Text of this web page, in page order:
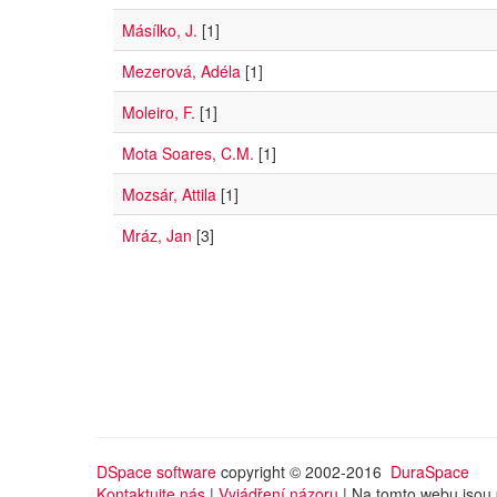
Másílko, J. [1]
Mezerová, Adéla [1]
Moleiro, F. [1]
Mota Soares, C.M. [1]
Mozsár, Attila [1]
Mráz, Jan [3]
DSpace software copyright © 2002-2016 DuraSpace